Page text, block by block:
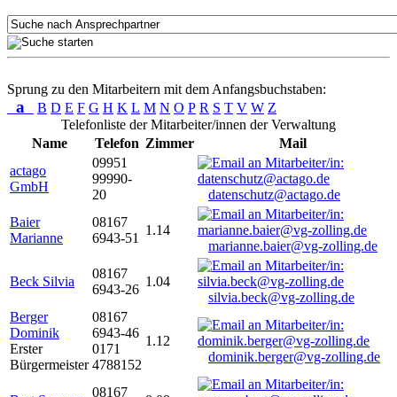
Sprung zu den Mitarbeitern mit dem Anfangsbuchstaben:
a B D E F G H K L M N O P R S T V W Z
Telefonliste der Mitarbeiter/innen der Verwaltung
Name
Telefon Zimmer
Mail
actago
GmbH
09951
99990-
20
datenschutz@actago.de
Baier
Marianne
08167
6943-51
1.14
marianne.baier@vg-zolling.de
Beck Silvia
08167
6943-26
1.04
silvia.beck@vg-zolling.de
Berger
Dominik
Erster
Bürgermeister
08167
6943-46
0171
4788152
1.12
dominik.berger@vg-zolling.de
08167